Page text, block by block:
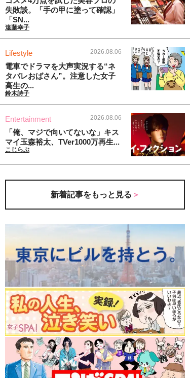
失敗談。「手の甲に塗って確認」
「SN...
遠藤幸子
Lifestyle 2026.08.06
電車でドラマを大声実況する“ネ
タバレおばさん”。注意した女子
高生の...
鈴木詩子
Entertainment 2026.08.06
「俺、マジで向いてないな」キス
マイ玉森裕太、TVer1000万再生...
こじらぶ
新着記事をもっと見る